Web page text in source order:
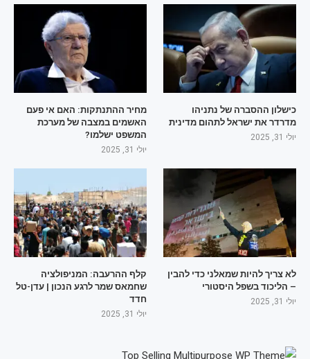
כישלון ההסברה של נתניהו
מדרדר את ישראל לתהום מדינית
יולי 31, 2025
מחיר ההתנתקות: האם אי פעם
האשמים במצבה של מערכת
המשפט ישלמו?
יולי 31, 2025
לא צריך להיות שמאלני כדי להבין
– הליכוד בשפל היסטורי
יולי 31, 2025
קלף ההרעבה: המניפולציה
שחמאס שמר לרגע הנכון | עדן-טל
חדד
יולי 31, 2025